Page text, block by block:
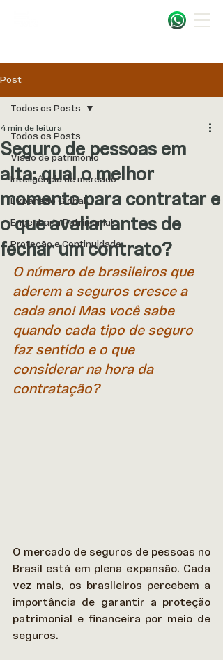
Post
Todos os Posts
Visão de patrimônio
Inteligência de mercado
Expansão Global
Engenharia Patrimonial
Proteção e Continuidade
Todos os Posts
Seguro de pessoas em
alta: qual o melhor
momento para contratar e
o que avaliar antes de
fechar um contrato?
4 min de leitura
O número de brasileiros que
aderem a seguros cresce a
cada ano! Mas você sabe
quando cada tipo de seguro
faz sentido e o que
considerar na hora da
contratação?
O mercado de seguros de pessoas no
Brasil está em plena expansão. Cada
vez mais, os brasileiros percebem a
importância de garantir a proteção
patrimonial e financeira por meio de
seguros.